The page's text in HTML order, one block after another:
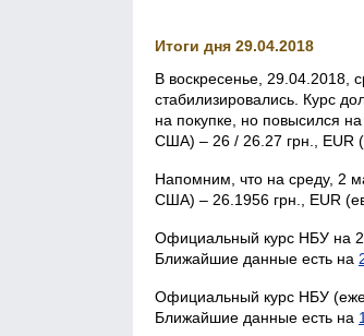
Итоги дня 29.04.2018
В воскресенье, 29.04.2018,
стабилизировались. Курс
на покупке, но повысился
США) – 26 / 26.27 грн., EUR
Напомним, что на среду, 2
США) – 26.1956 грн., EUR
Официальный курс НБУ на
Ближайшие данные есть на
Официальный курс НБУ
Ближайшие данные есть на